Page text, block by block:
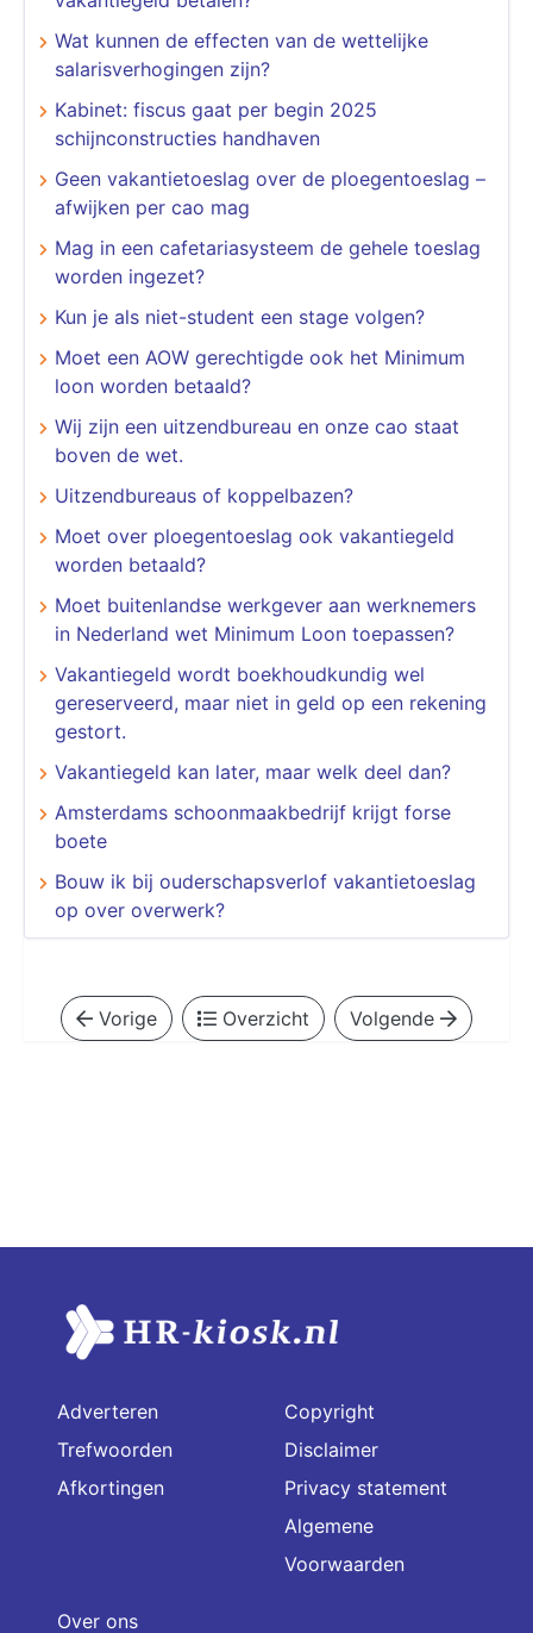
Wat kunnen de effecten van de wettelijke
salarisverhogingen zijn?
Kabinet: fiscus gaat per begin 2025
schijnconstructies handhaven
Geen vakantietoeslag over de ploegentoeslag –
afwijken per cao mag
Mag in een cafetariasysteem de gehele toeslag
worden ingezet?
Kun je als niet-student een stage volgen?
Moet een AOW gerechtigde ook het Minimum
loon worden betaald?
Wij zijn een uitzendbureau en onze cao staat
boven de wet.
Uitzendbureaus of koppelbazen?
Moet over ploegentoeslag ook vakantiegeld
worden betaald?
Moet buitenlandse werkgever aan werknemers
in Nederland wet Minimum Loon toepassen?
Vakantiegeld wordt boekhoudkundig wel
gereserveerd, maar niet in geld op een rekening
gestort.
Vakantiegeld kan later, maar welk deel dan?
Amsterdams schoonmaakbedrijf krijgt forse
boete
Bouw ik bij ouderschapsverlof vakantietoeslag
op over overwerk?
Vorige Overzicht Volgende
Adverteren
Trefwoorden
Afkortingen
Copyright
Disclaimer
Privacy statement
Algemene
Voorwaarden
Over ons